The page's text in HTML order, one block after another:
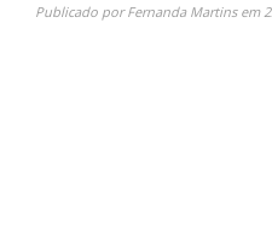
Publicado porFernanda Martinsem